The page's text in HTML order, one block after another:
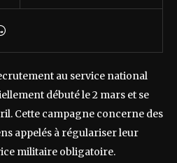
au service national
débuté le 2 mars et se
Cette campagne concerne des
appelés à régulariser leur
militaire obligatoire.